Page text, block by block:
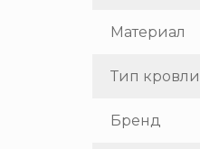
Материал
Тип кровли
Бренд